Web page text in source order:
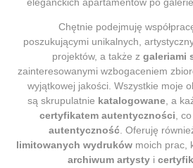
Chętnie podejmuję
poszukującymi unikalnych,
projektów, a także z galeriami
zainteresowanymi wzbogaceniem
wyjątkowej jakości. Wszystkie moje
są skrupulatnie katalogowane, a
certyfikatem autentyczności ,
autentyczność. Oferuję
limitowanych wydrukówmoich prac,
archiwum artystyi